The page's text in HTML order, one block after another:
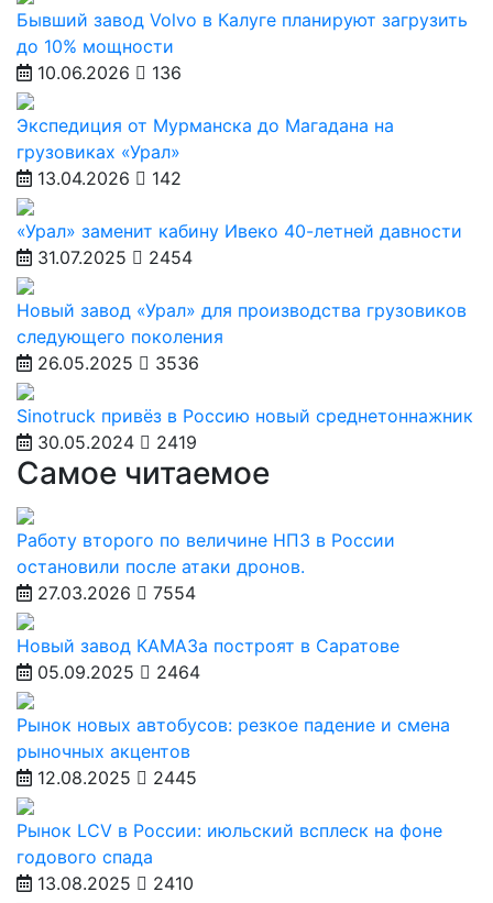
Бывший завод Volvo в Калуге планируют загрузить
до 10% мощности
10.06.2026
136
Экспедиция от Мурманска до Магадана на
грузовиках «Урал»
13.04.2026
142
«Урал» заменит кабину Ивеко 40-летней давности
31.07.2025
2454
Новый завод «Урал» для производства грузовиков
следующего поколения
26.05.2025
3536
Sinotruck привёз в Россию новый среднетоннажник
30.05.2024
2419
Самое читаемое
Работу второго по величине НПЗ в России
остановили после атаки дронов.
27.03.2026
7554
Новый завод КАМАЗа построят в Саратове
05.09.2025
2464
Рынок новых автобусов: резкое падение и смена
рыночных акцентов
12.08.2025
2445
Рынок LCV в России: июльский всплеск на фоне
годового спада
13.08.2025
2410